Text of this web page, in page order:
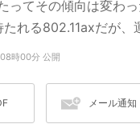
ってその傾向は変わ
れる802.11axだが、
時00分 公開
メール通知